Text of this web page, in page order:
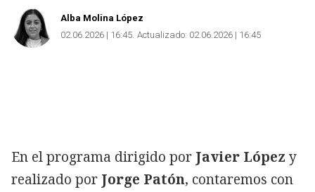
Alba Molina López
02.06.2026 | 16:45 Actualizado: 02.06.2026 | 16:45
En el programa dirigido por Javier López y
realizado por Jorge Patón, contaremos con